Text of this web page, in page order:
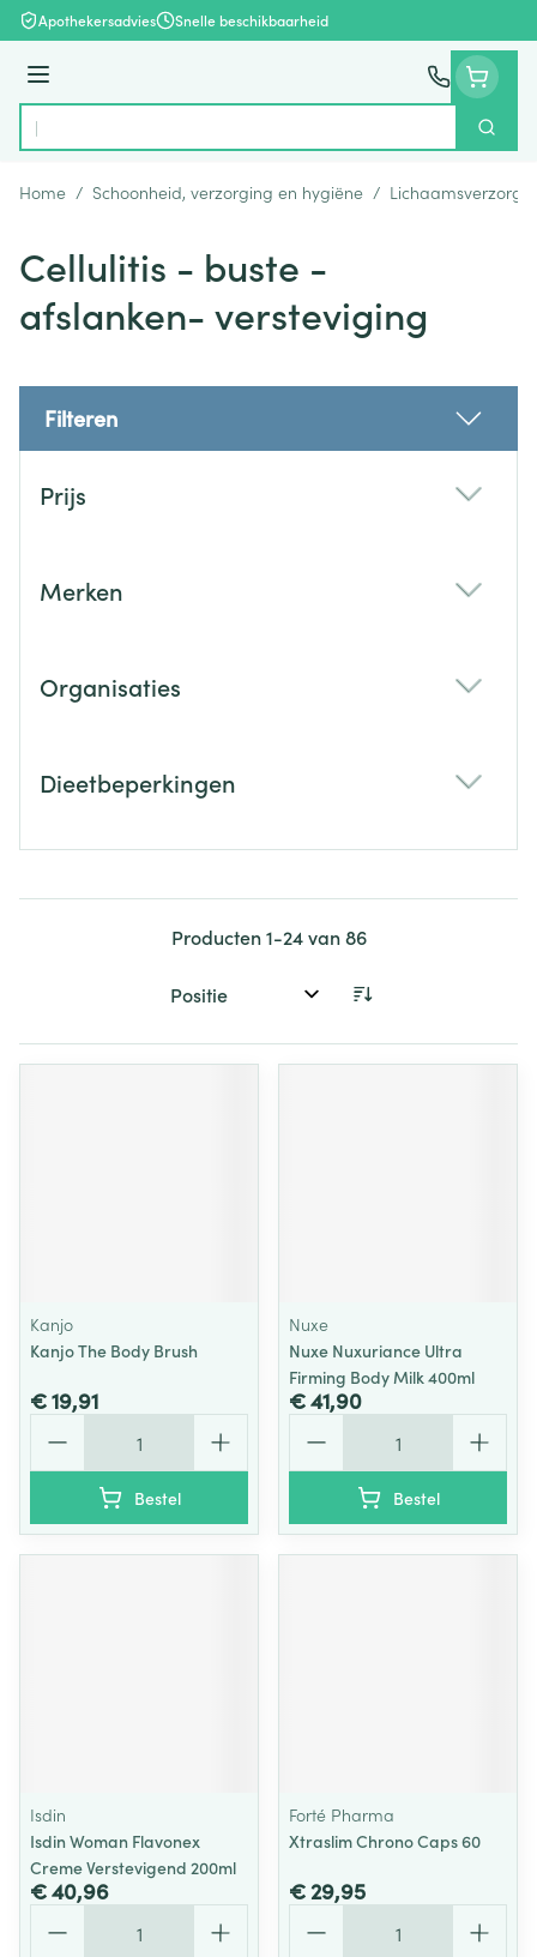
Ga naar de inhoud
Apothekersadvies Snelle beschikbaarheid
Menu
Product, merk, categorie...
Zoek
Home / Schoonheid, verzorging en hygiëne /
Cellulitis - buste -
afslanken- versteviging
Filteren
Prijs
Merken
Organisaties
Dieetbeperkingen
Producten1-24van86
Sorteer op:
Kanjo
Kanjo The Body Brush
€ 19,91
Bestel
Nuxe
Nuxe Nuxuriance Ultra
Firming Body Milk 400ml
€ 41,90
Bestel
Isdin
Isdin Woman Flavonex
Creme Verstevigend 200ml
€ 40,96
Forté Pharma
Xtraslim Chrono Caps 60
€ 29,95